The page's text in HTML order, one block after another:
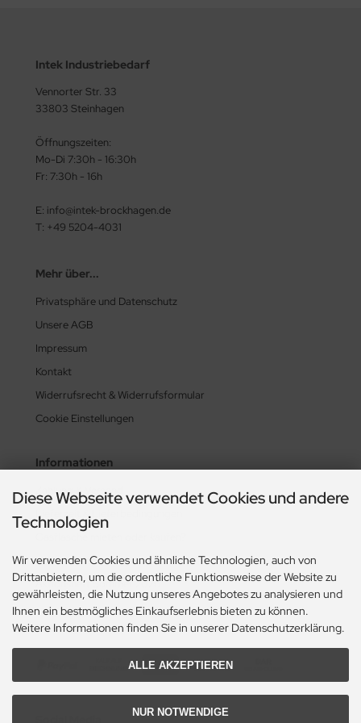
Intek Industriebedarf
Vennorter Str. 33
33803 Steinhagen
Öffnungszeiten:
Mo-Di 7:30h - 16:30h
Fr: 7:30h - 16h
E: info@intek-brockhagen.de
T: +49 5204-4031
Mehr über...
Privatsphäre und Datenschutz
Unsere AGB
Impressum
Kontakt
Widerrufsrecht & Widerrufsformular
Cookie Einstellungen
Informationen
Zahlung & Versand
Lieferzeit & Lieferbedingungen
Historie? Fehlanzeige!
Aktionsheft Sommer 2026
Zahlungsmethoden
Diese Webseite verwendet Cookies und andere
Technologien
Wir verwenden Cookies und ähnliche Technologien, auch von
Drittanbietern, um die ordentliche Funktionsweise der Website zu
gewährleisten, die Nutzung unseres Angebotes zu analysieren und
Ihnen ein bestmögliches Einkaufserlebnis bieten zu können.
Weitere Informationen finden Sie in unserer Datenschutzerklärung.
ALLE AKZEPTIEREN
NUR NOTWENDIGE